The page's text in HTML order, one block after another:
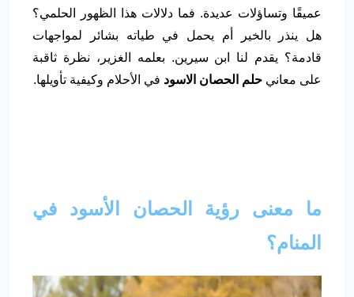
عميقًا وتساؤلات عديدة. فما دلالات هذا الظهور الحلمي؟
هل ينذر بالخير أم يحمل في طياته بشائر لمواجهات
قادمة؟ يقدم لنا ابن سيرين. بعلمه الغزير، نظرة ثاقبة
على معاني حلم الحصان الاسود في الأحلام وكيفية تأويلها.
ما معنى رؤية الحصان الأسود في
المنام؟